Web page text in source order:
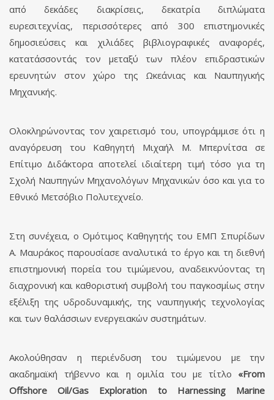
από δεκάδες διακρίσεις, δεκατρία διπλώματα
ευρεσιτεχνίας, περισσότερες από 300 επιστημονικές
δημοσιεύσεις και χιλιάδες βιβλιογραφικές αναφορές,
κατατάσσοντάς τον μεταξύ των πλέον επιδραστικών
ερευνητών στον χώρο της Ωκεάνιας και Ναυπηγικής
Μηχανικής.
Ολοκληρώνοντας τον χαιρετισμό του, υπογράμμισε ότι η
αναγόρευση του Καθηγητή Μιχαήλ Μ. Μπερνίτσα σε
Επίτιμο Διδάκτορα αποτελεί ιδιαίτερη τιμή τόσο για τη
Σχολή Ναυπηγών Μηχανολόγων Μηχανικών όσο και για το
Εθνικό Μετσόβιο Πολυτεχνείο.
Στη συνέχεια, ο Ομότιμος Καθηγητής του ΕΜΠ Σπυρίδων
Α. Μαυράκος παρουσίασε αναλυτικά το έργο και τη διεθνή
επιστημονική πορεία του τιμώμενου, αναδεικνύοντας τη
διαχρονική και καθοριστική συμβολή του παγκοσμίως στην
εξέλιξη της υδροδυναμικής, της ναυπηγικής τεχνολογίας
και των θαλάσσιων ενεργειακών συστημάτων.
Ακολούθησαν η περιένδυση του τιμώμενου με την
ακαδημαϊκή τήβεννο και η ομιλία του με τίτλο «From
Offshore Oil/Gas Exploration to Harnessing Marine